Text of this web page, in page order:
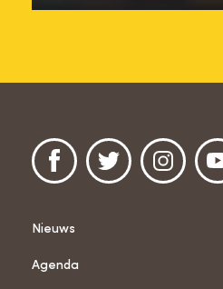
Nieuws
Agenda